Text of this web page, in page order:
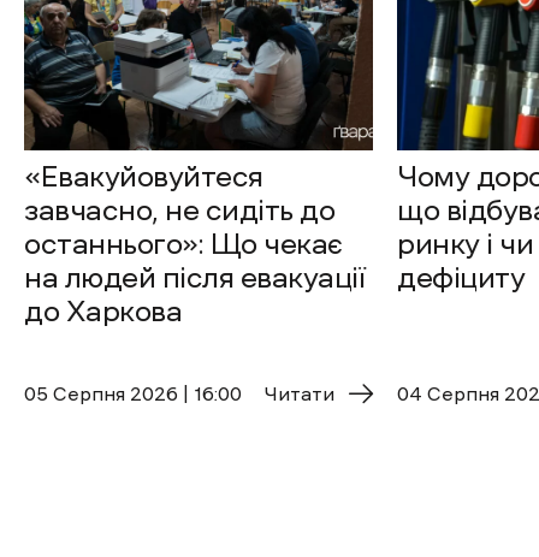
«Евакуйовуйтеся
завчасно, не сидіть до
останнього»: Що чекає
на людей після евакуації
до Харкова
05 Cерпня 2026 | 16:00 Читати
Чому
що
ринку і
дефіциту
04 Cерпня